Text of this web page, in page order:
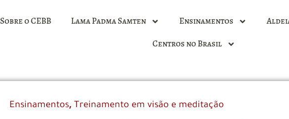
Sobre o CEBB Lama Padma Samten Ensinamentos
Centros no Brasil
Ensinamentos,Treinamento em visão e meditação